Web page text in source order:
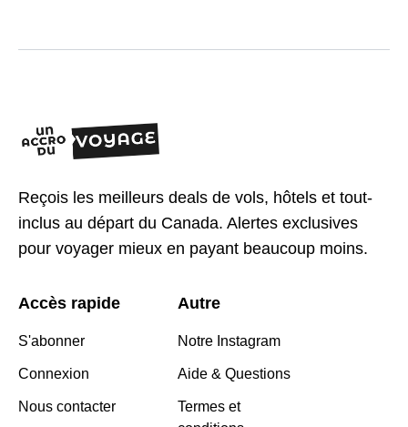
Reçois les meilleurs deals de vols, hôtels et tout-
inclus au départ du Canada. Alertes exclusives
pour voyager mieux en payant beaucoup moins.
Accès rapide
S'abonner
Connexion
Nous contacter
Autre
Notre Instagram
Aide & Questions
Termes et